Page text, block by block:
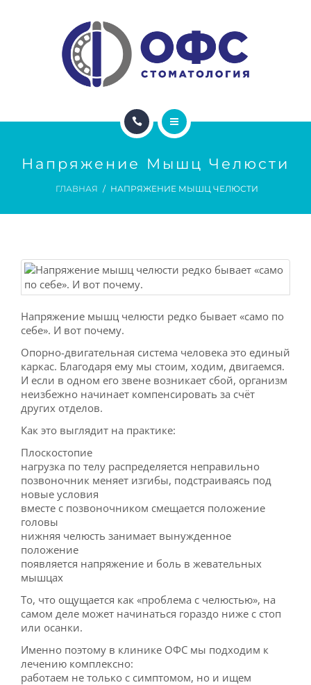
УСЛУГИ
АКЦИИ
Напряжение Мышц Челюсти
ГЛАВНАЯ НАПРЯЖЕНИЕ МЫШЦ ЧЕЛЮСТИ
Напряжение мышц челюсти редко бывает «само по
себе». И вот почему.
Опорно-двигательная система человека это единый
каркас. Благодаря ему мы стоим, ходим, двигаемся.
И если в одном его звене возникает сбой, организм
неизбежно начинает компенсировать за счёт
других отделов.
Как это выглядит на практике:
Плоскостопие
нагрузка по телу распределяется неправильно
позвоночник меняет изгибы, подстраиваясь под
новые условия
вместе с позвоночником смещается положение
головы
нижняя челюсть занимает вынужденное
положение
появляется напряжение и боль в жевательных
мышцах
То, что ощущается как «проблема с челюстью», на
самом деле может начинаться гораздо ниже с стоп
или осанки.
Именно поэтому в клинике ОФС мы подходим к
лечению комплексно:
работаем не только с симптомом, но и ищем